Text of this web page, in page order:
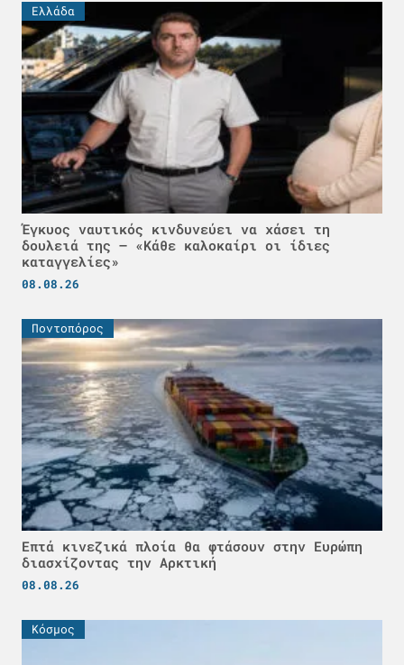
Ελλάδα
Έγκυος ναυτικός κινδυνεύει να χάσει τη
δουλειά της – «Κάθε καλοκαίρι οι ίδιες
καταγγελίες»
08.08.26
Ποντοπόρος
Επτά κινεζικά πλοία θα φτάσουν στην Ευρώπη
διασχίζοντας την Αρκτική
08.08.26
Κόσμος